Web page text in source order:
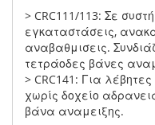
> CRC111/113: Σε
εγκαταστάσεις,
αναβαθμισεις.
τετράοδες βάνες
> CRC141: Για
χωρίς δοχείο
βάνα αναμειξης.